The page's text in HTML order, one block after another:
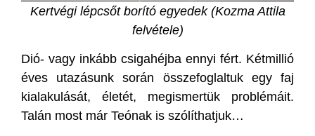
Kertvégi lépcsőt borító egyedek (Kozma Attila
felvétele)
Dió- vagy inkább csigahéjba ennyi fért. Kétmillió
éves utazásunk során összefoglaltuk egy faj
kialakulását, életét, megismertük problémáit.
Talán most már Teónak is szólíthatjuk…